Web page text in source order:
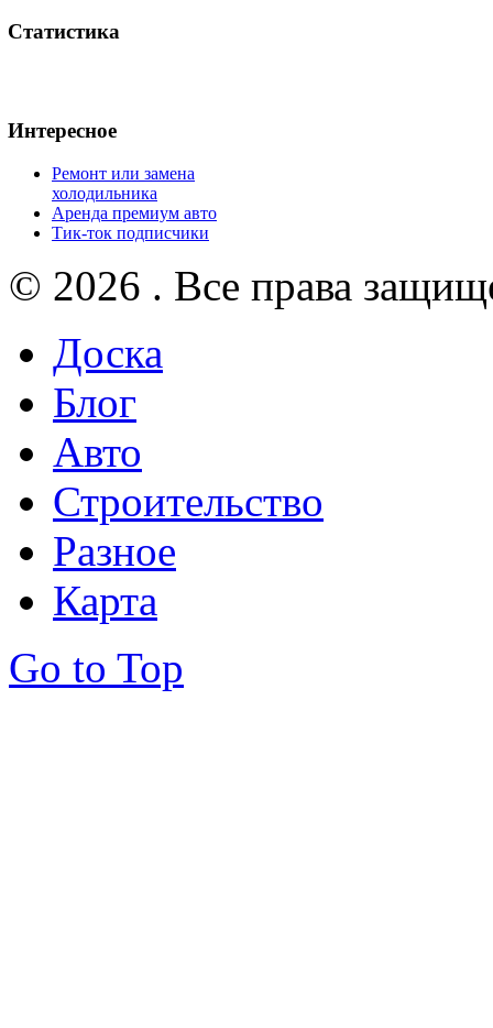
Статистика
Интересное
Ремонт или замена
холодильника
Аренда премиум авто
Тик-ток подписчики
© 2026 . Все права
Доска
Блог
Авто
Строительство
Разное
Карта
Go to Top